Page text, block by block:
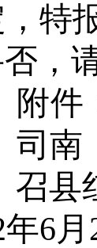
特
，
附件
司南
召县
年6月